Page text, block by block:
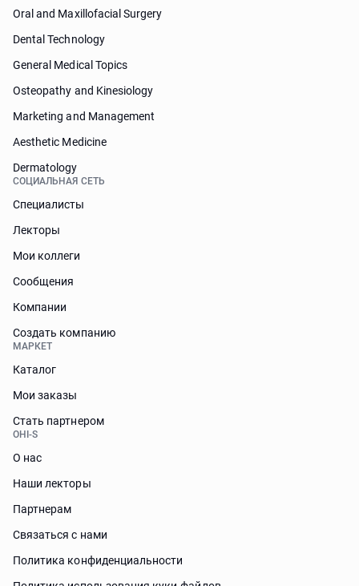
Oral and Maxillofacial Surgery
Dental Technology
General Medical Topics
Osteopathy and Kinesiology
Marketing and Management
Aesthetic Medicine
Dermatology
СОЦИАЛЬНАЯ СЕТЬ
Специалисты
Лекторы
Мои коллеги
Сообщения
Компании
Создать компанию
МАРКЕТ
Каталог
Мои заказы
Стать партнером
OHI-S
О нас
Наши лекторы
Партнерам
Связаться с нами
Политика конфиденциальности